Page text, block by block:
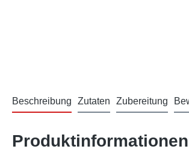
Beschreibung Zutaten Zubereitung